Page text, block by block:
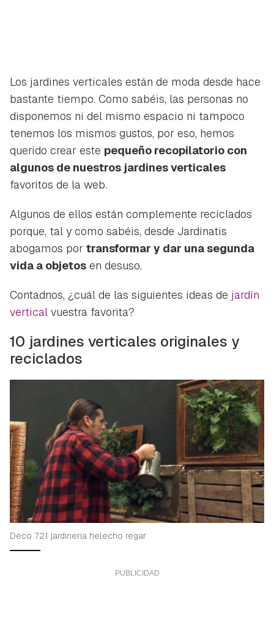
Los jardines verticales están de moda desde hace
bastante tiempo. Como sabéis, las personas no
disponemos ni del mismo espacio ni tampoco
tenemos los mismos gustos, por eso, hemos
querido crear este pequeño recopilatorio con
algunos de nuestros jardines verticales
favoritos de la web.
Algunos de ellos están complemente reciclados
porque, tal y como sabéis, desde Jardinatis
abogamos por transformar y dar una segunda
vida a objetos en desuso.
Contadnos, ¿cuál de las siguientes ideas de jardín
vertical vuestra favorita?
10 jardines verticales originales y
reciclados
Deco 721 jardineria helecho regar